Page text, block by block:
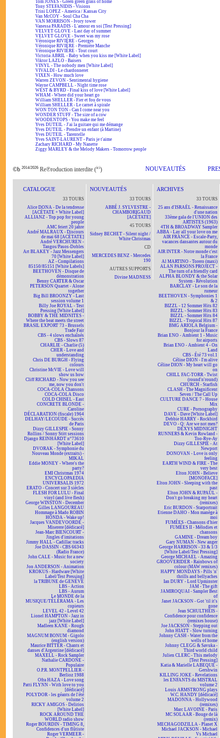
Tom JONES - Green green grass of home
Tony STEFANIDIS - Visions
Trini LOPEZ - America / Kansas City
Van McCOY - Soul Cha Cha
VAN MORRISON - Ivory tower
Vanessa PARADIS - L'amour en soi [Test Pressing]
VELVET GLOVE - Last day of summer
VELVET GLOVE - Sweet was my rose
Véronique RIVIÈRE - Georges
Véronique RIVIÈRE - Première Manche
Véronique RIVIÈRE - Tout court
Victoria ABRIL - Baby when you kiss me [White Label]
Viktor LAZLO - Baisers
VINYL - The nobody men [White Label]
VIVALDI - Le chardonneret
VIXEN - How much love
Warren ZEVON - Sentimental hygiene
Wayne CAMPBELL - Night time rose
WEST & BYRD - Final kiss of love [White Label]
WHAM - Where did your heart go
William SHELLER - Fier et fou de vous
William SHELLER - Le carnet à spirale
WON TON TON - Can I come near you
WONDER STUFF - The size of a cow
WOODENTOPS - You make me feel
Yves DUTEIL - J'ai la guitare qui me démange
Yves DUTEIL - Prendre un enfant (à Martine)
Yves DUTEIL - Tarentelle
Yves SAINT-LAURENT - Paris je t'aime
Zachary RICHARD - My Nanette
Ziggy MARLEY & the Melody Makers - Tomorrow people
©b 2014/2026 Re℗roduction interdite (ici) NOUVEAUTÉS
CATALOGUE
33 TOURS
Alice DONA - De la tendresse
[ACÉTATE + White Label]
ALLIANZ - Top pop for young
people
AMC feiert 20 jahre
André MALRAUX - Discours
de mai 68 [ACÉTATE]
André VERCHUREN -
Tangos/Pasos-Dobles
Art BLAKEY - Jazz Messengers
70 [White Label]
AZ - Compilations
85150/85151 [White Labels]
BEETHOVEN - Disque de
démonstration
Benny CARTER & Oscar
PETERSON Quartet - Alone
together
Big Bill BROONZY - Last
session volume 1
Billy Joe ROYAL - Test
Pressing [White Label]
BOBBY & THE MIDNITES -
Where the beat meets the street
BRASIL EXPORT 73 - Brussels
Trade Fair
CBS - 4 slows enchaînés
CBS - Slows 87
CHARLIE - Charlie (5)
CHER - Love and
understanding
Chris DE BURGH - Flying
colours
Christine McVIE - Love will
show us how
Cliff RICHARD - Now you see
me, now you don't
COCA-COLA Chansons
COCA-COLA Disco
COLD CHISEL - East
CONCRETE BLONDE -
Caroline
DÉCLARATION (fiscale) 1964
DELHAY/LECOUDE - Succès
de Paris
Dizzy GILLESPIE - Sonny
Rollins / Sonny Stitt sessions
Django REINHARDT n°73610
[White Label]
DVORAK - Symphonie du
Nouveau Monde (extraits) -
MIKAL
Eddie MONEY - Where's the
party?
EMI Christmas 1974
ENCYCLOPAEDIA
UNIVERSALIS 1972
ERATO - Concert sur 3 siècles
FLESH FOR LULU - Final
vinyl (and live flesh)
George WINSTON - December
Gilles LANGOUREAU
Hommage à Mado ROBIN
HONDA - Wake up!
Jacques VANDEVOORDE -
Miserere [dédicacé]
Jean-Marc BIENCOURT -
Jingles d'imitations
Jimmy HALL - Cadillac tracks
Joe DASSIN - CBS 66343
(Radio France)
John CALE - Music for a new
society
Jon ANDERSON - Animation
KROKUS - Hardware [White
Label/Test Pressing]
la TRIBUNE de GENÈVE
LBS - Action
LBS - Aurum
Le MONDE de la
MUSIQUE/TÉLÉRAMA - Les
copieurs
LEVEL 42 - Level 42
Lionel HAMPTON - Jazz in
jazz [White Label]
Madleen KANE - Rough
diamond
MAGNUM BONUM - Gigolo
(english version)
Maurice BITTER - Chants et
danses d'Argentine [dédicacé]
MAXELL - Rock Sampler
Nathalie CARDONE -
Populaire
O.P.R. MONTPELLIER -
Berlioz 1988
Ofra HAZA - Love song
Patti FLYNN - With love to you
[dédicacé]
POLYDOR - les géants de l'été
volume 2
RICKY AMIGOS - Delirios
[White Label]
ROCK AROUND THE
WORLD radio show
Roger BOURDIN - TIMING 8,
Confidences d'un flûtiste
Roger VERMEER -
NOUVEAUTÉS
33 TOURS
ABBÉ J. SYLVESTRE -
CHAMBORIGAUD
[ACÉTATE]
45 TOURS
Sidney BECHET - Silent night /
White Christmas
CD
MERCEDES BENZ - Mercedes
190
AUTRES SUPPORTS
Divine MADNESS
ARCHIVES
33 TOURS
25 ans d'ISRAËL - Renaissance
d'une nation
33ème gala de l'UNION des
ARTISTES (1963)
4TH & BROADWAY Sampler
ABBA - Lay all your love on me
AIR FRANCE - Escale-Party,
vacances dansantes autour du
monde
AIR INTER - Notre monde c'est
la France
Al MARTINO - Torero (maxi)
ALAN PARSONS PROJECT -
The turn of a friendly card
ALPHA BLONDY & the Solar
System - Révolution
BARCLAY - Le son de la
rumeur
BEETHOVEN - Symphonies 1
& 2
BIZZL - 12 Sommer Hits 82
BIZZL - Sommer Hits 83
BIZZL - Sommer Hits 84
BIZZL - Tropical Hits 87
BMG ARIOLA Belgium -
Bonjour la France
Brian ENO - Ambient 1 - Music
for airports
Brian ENO - Ambient 4 - On
Land
CBS - Été 73 vol.1
Céline DION - I'm alive
Céline DION - My heart will go
on
CHILL FAC-TORR - Twist
(round'n'round)
CHURCH - Starfish
CLASH - The Magnificent
Seven / The Call Up
CULTURE DANCE 7 - House
Mix
CURE - Pornography
DAVE - Dave [White Label]
Debbie HARRY - Rockbird
DEVO - Q: Are we not men?
DEXYS MIDNIGHT
RUNNERS & Kevin Rowland -
Too-Rye-Ay
Dizzy GILLESPIE - At
Newport
DONOVAN - Love is only
feeling
EARTH WIND & FIRE - The
very best
Elton JOHN - Believe
[MONOFACE]
Elton JOHN - Sleeping with the
past
Elton JOHN & RUPAUL -
Don't go breaking my heart
(remixes)
Eric BURDON - Starportrait
Etienne DAHO - Mon manège à
moi
FUMÉES - Chansons d'hier
FUMÉES II - Mélodies et
chansons
GAMINE - Dream boy
Gary NUMAN - New anger
George HARRISON - 33 & 1/3
[White Label/Test Pressing]
George MICHAEL - Amazing
GROOVERIDER - Rainbows of
colour (MAW remixes)
HAPPY MONDAYS - Pills 'n'
thrills and bellyaches
Ian DURY - Lord Upminster
JAM - The gift
JAMIROQUAI - Sampler Best
of
Janet JACKSON - Got 'til it's
gone
Jean SCHULTHEIS -
Confidence pour confidence
(remixes house)
Joe JACKSON - Stepping out
John HIATT - Slow turning
Johnny CASH - Water from the
wells of home
Johnny CLEGG & Savuka -
Third world child
Julien CLERC - This melody
[Test Pressing]
Katia & Marielle LABEQUE -
Gershwin
KILLING JOKE - Revelations
les ENFANTS du MISTRAL
volume 2
Louis ARMSTRONG plays
W.C. HANDY [dédicacé]
MADONNA - Hollywood
(remixes)
Marc LAVOINE - Paris
MC SOLAAR - Bouge de là
(remix)
MECHAGODZILLA - Planet X
Michael JACKSON - Michael
Vs Michael